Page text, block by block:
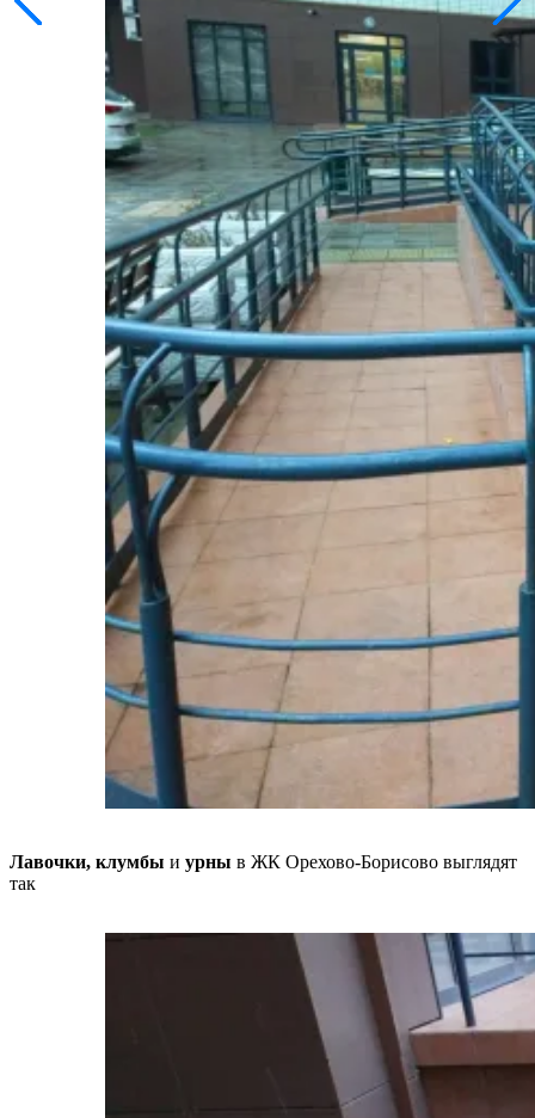
Лавочки, клумбы и урны в ЖК Орехово-Борисово выглядят
так